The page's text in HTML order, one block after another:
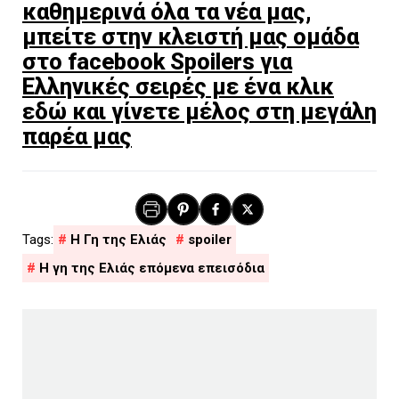
καθημερινά όλα τα νέα μας,
μπείτε στην κλειστή μας ομάδα
στο facebook Spoilers για
Ελληνικές σειρές με ένα κλικ
εδώ και γίνετε μέλος στη μεγάλη
παρέα μας
H Γη της Ελιάς
spoiler
Η γη της Ελιάς επόμενα επεισόδια